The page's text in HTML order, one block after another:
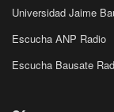
Universidad Jaime
Escucha ANP Radio
Escucha Bausate